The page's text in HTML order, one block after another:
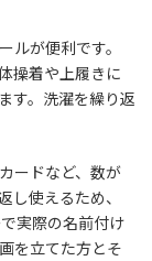
ルが便利です。
操着や上履きに
す。洗濯を繰り返
ードなど、数が
し使えるため、
実際の名前付け
を立てた方とそ